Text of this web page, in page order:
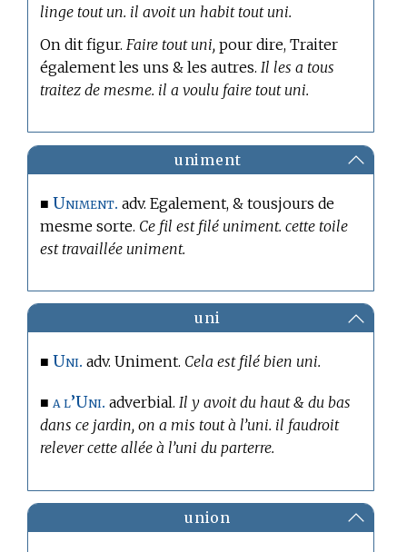
linge tout un. il avoit un habit tout uni.
On dit figur.Faire tout uni, pour dire, Traiter
également les uns & les autres.Il les a tous
traitez de mesme. il a voulu faire tout uni.
uniment
■Uniment. adv. Egalement, & tousjours de
mesme sorte. Ce fil est filé uniment. cette toile
est travaillée uniment.
uni
■Uni. adv. Uniment. Cela est filé bien uni.
■a l’Uni. adverbial.Il y avoit du haut & du bas
dans ce jardin, on a mis tout à l’uni. il faudroit
relever cette allée à l’uni du parterre.
union